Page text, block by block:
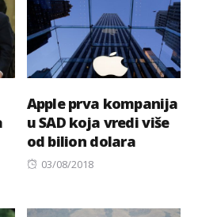
Apple prva kompanija
u SAD koja vredi više
od bilion dolara
Posted
03/08/2018